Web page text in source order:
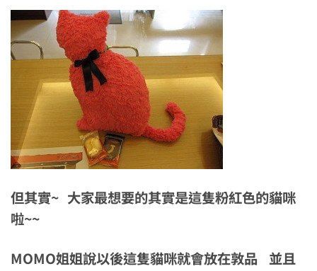
但其實~ 大家最想要的其實是這隻粉紅色的貓咪
啦~~
MOMO姐姐說以後這隻貓咪就會放在敦品 並且